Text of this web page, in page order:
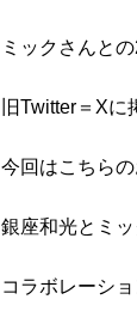
ミックさんと
旧Twitter＝Xに
今回はこちら
銀座和光とミ
コラボレーシ